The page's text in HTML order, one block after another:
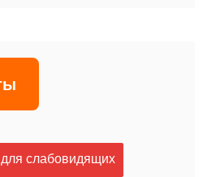
слабовидящих